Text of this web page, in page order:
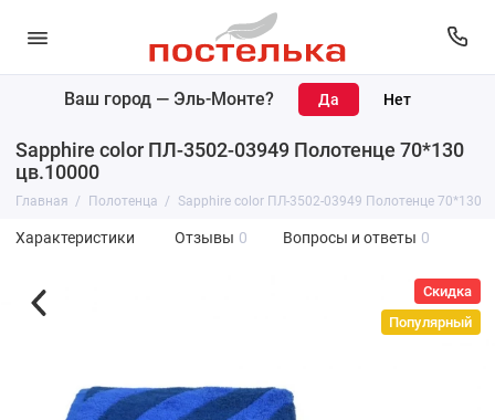
Ваш город — Эль-Монте?
Sapphire color ПЛ-3502-03949 Полотенце 70*130
цв.10000
Главная Полотенца Sapphire color ПЛ-3502-03949 Полотенце 70*130
Характеристики Отзывы 0 Вопросы и ответы 0
Скидка
Популярный